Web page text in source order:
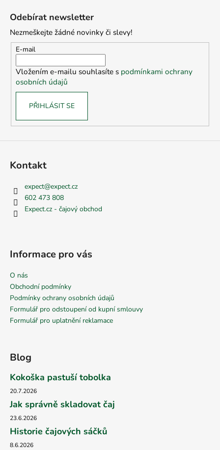
Odebírat newsletter
Nezmeškejte žádné novinky či slevy!
E-mail
Vložením e-mailu souhlasíte s podmínkami ochrany
osobních údajů
PŘIHLÁSIT SE
Kontakt
expect@expect.cz
602 473 808
Expect.cz - čajový obchod
Informace pro vás
O nás
Obchodní podmínky
Podmínky ochrany osobních údajů
Formulář pro odstoupení od kupní smlouvy
Formulář pro uplatnění reklamace
Blog
Kokoška pastuší tobolka
20.7.2026
Jak správně skladovat čaj
23.6.2026
Historie čajových sáčků
8.6.2026